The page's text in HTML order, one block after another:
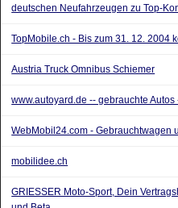
deutschen Neufahrzeugen zu Top-
TopMobile.ch - Bis zum 31. 12. 2004
Austria Truck Omnibus Schiemer
www.autoyard.de -- gebrauchte Autos
WebMobil24.com - Gebrauchtwagen
mobilidee.ch
GRIESSER Moto-Sport, Dein